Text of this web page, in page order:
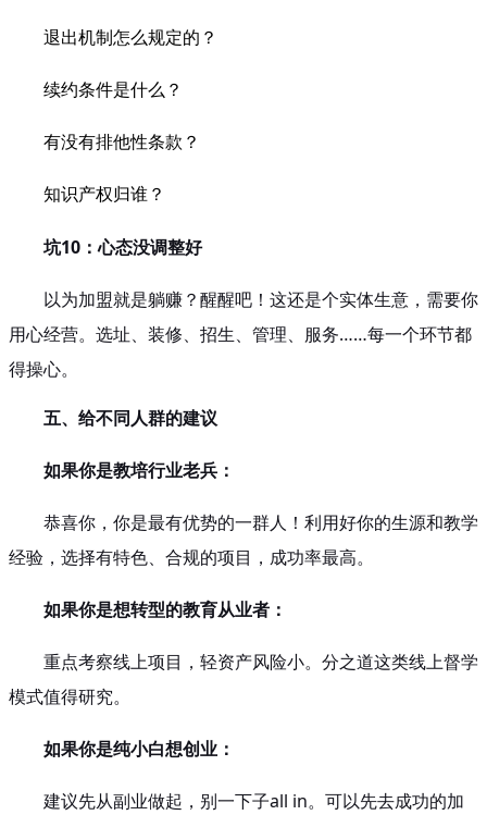
退出机制怎么规定的？
续约条件是什么？
有没有排他性条款？
知识产权归谁？
坑10：心态没调整好
以为加盟就是躺赚？醒醒吧！这还是个实体生意，需要你
用心经营。选址、装修、招生、管理、服务……每一个环节都
得操心。
五、给不同人群的建议
如果你是教培行业老兵：
恭喜你，你是最有优势的一群人！利用好你的生源和教学
经验，选择有特色、合规的项目，成功率最高。
如果你是想转型的教育从业者：
重点考察线上项目，轻资产风险小。分之道这类线上督学
模式值得研究。
如果你是纯小白想创业：
建议先从副业做起，别一下子all in。可以先去成功的加